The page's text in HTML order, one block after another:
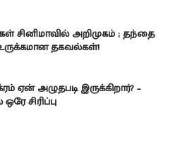
சினிமாவில் அறிமுகம் ; தந்தை
தகவல்கள்!
ஏன் அழுதபடி இருக்கிறார்? –
சிரிப்பு